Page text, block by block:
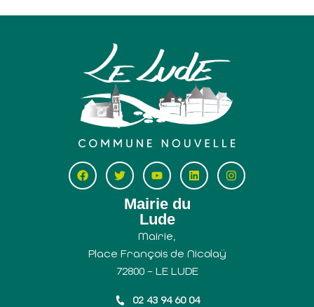
Mairie du
Lude
Mairie,
Place François de Nicolaÿ
72800 – LE LUDE
02 43 94 60 04